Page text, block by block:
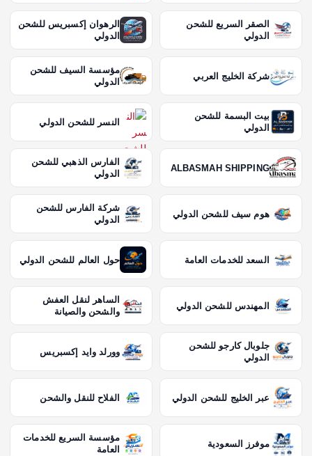
الصقر السريع للشحن
الدولي
الرهوان إكسبريس للشحن
الدولي
شركة الخليج العربي
مؤسسة السيف للشحن
الدولي
بيت البسمة للشحن
الدولي
النسر للشحن الدولي
ALBASMAH SHIPPING
الفارس الذهبي للشحن
الدولي
هوم سيف للشحن الدولي
شركة الفارس للشحن
الدولي
السعد للخدمات العامة حول العالم للشحن الدولي
المهندس للشحن الدولي
الساهر لنقل العفش
والشحن والصيانة
جلوبال كارجو للشحن
الدولي
وورلد وايد إكسبريس
عبر الخليج للشحن الدولي الفلاح للنقل والشحن
موفرز السعودية
مؤسسة السريع للخدمات
العامة